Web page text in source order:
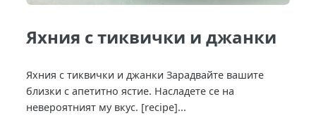
Яхния с тиквички и джанки
Яхния с тиквички и джанки Зарадвайте вашите
близки с апетитно ястие. Насладете се на
невероятният му вкус. [recipe]...